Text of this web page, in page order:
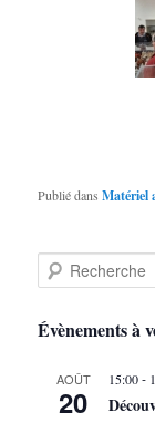
Publié dans Matériel
e
h
Évènements à
AOÛT
20
15:00-